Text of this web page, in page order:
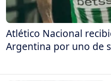
Atlético Nacional
Argentina por uno de